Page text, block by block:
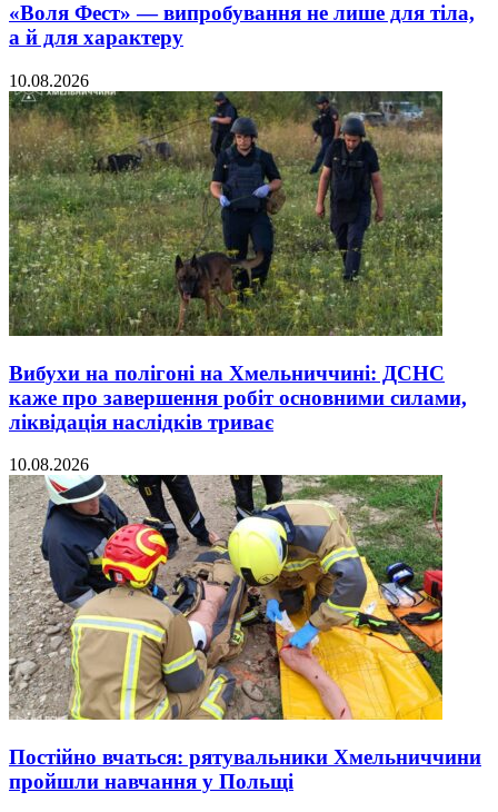
«Воля Фест» — випробування не лише для тіла,
а й для характеру
10.08.2026
Вибухи на полігоні на Хмельниччині: ДСНС
каже про завершення робіт основними силами,
ліквідація наслідків триває
10.08.2026
Постійно вчаться: рятувальники Хмельниччини
пройшли навчання у Польщі